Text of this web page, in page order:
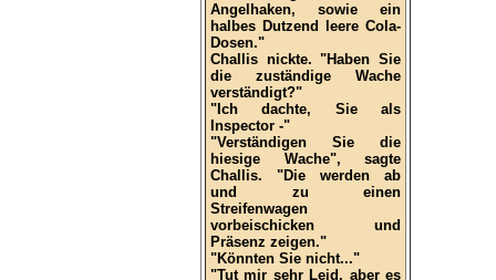
Angelhaken, sowie ein
halbes Dutzend leere Cola-
Dosen."
Challis nickte. "Haben Sie
die zuständige Wache
verständigt?"
"Ich dachte, Sie als
Inspector -"
"Verständigen Sie die
hiesige Wache", sagte
Challis. "Die werden ab
und zu einen
Streifenwagen
vorbeischicken und
Präsenz zeigen."
"Könnten Sie nicht..."
"Tut mir sehr Leid, aber es